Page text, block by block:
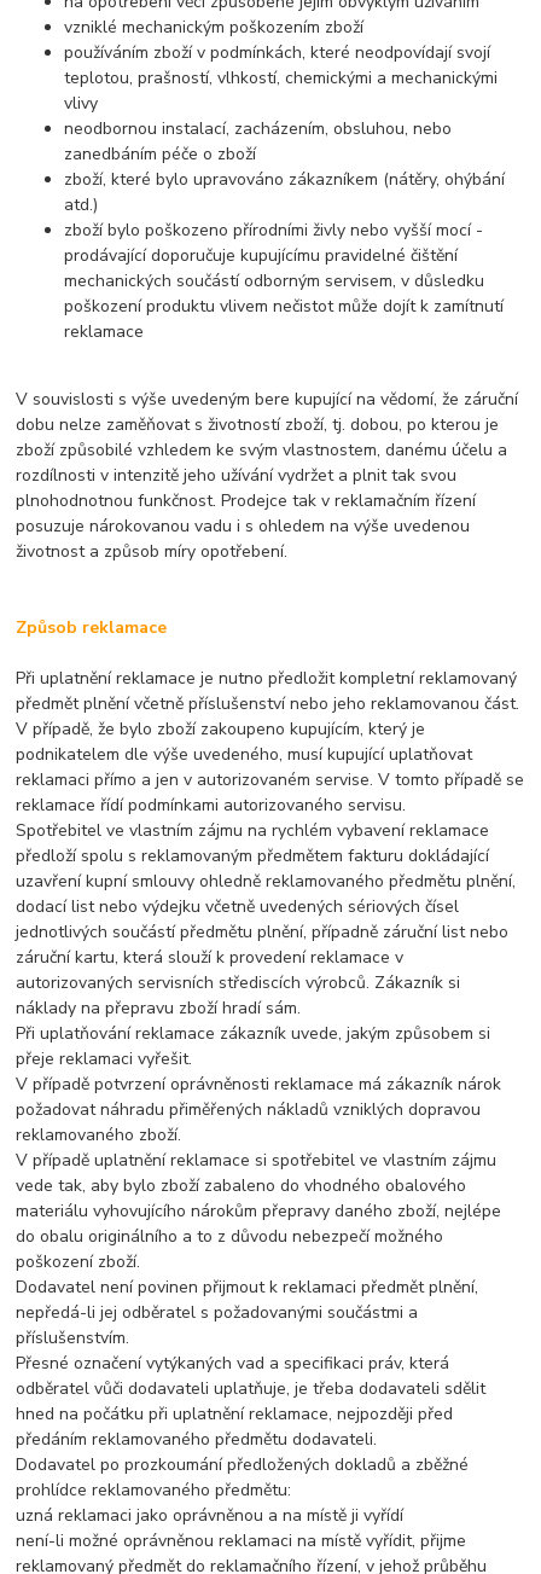
vzniklé mechanickým poškozením zboží
používáním zboží v podmínkách, které neodpovídají svojí
teplotou, prašností, vlhkostí, chemickými a mechanickými
vlivy
neodbornou instalací, zacházením, obsluhou, nebo
zanedbáním péče o zboží
zboží, které bylo upravováno zákazníkem (nátěry, ohýbání
atd.)
zboží bylo poškozeno přírodními živly nebo vyšší mocí -
prodávající doporučuje kupujícímu pravidelné čištění
mechanických součástí odborným servisem, v důsledku
poškození produktu vlivem nečistot může dojít k zamítnutí
reklamace
V souvislosti s výše uvedeným bere kupující na vědomí, že záruční
dobu nelze zaměňovat s životností zboží, tj. dobou, po kterou je
zboží způsobilé vzhledem ke svým vlastnostem, danému účelu a
rozdílnosti v intenzitě jeho užívání vydržet a plnit tak svou
plnohodnotnou funkčnost. Prodejce tak v reklamačním řízení
posuzuje nárokovanou vadu i s ohledem na výše uvedenou
životnost a způsob míry opotřebení.
Způsob reklamace
Při uplatnění reklamace je nutno předložit kompletní reklamovaný
předmět plnění včetně příslušenství nebo jeho reklamovanou část.
V případě, že bylo zboží zakoupeno kupujícím, který je
podnikatelem dle výše uvedeného, musí kupující uplatňovat
reklamaci přímo a jen v autorizovaném servise. V tomto případě se
reklamace řídí podmínkami autorizovaného servisu.
Spotřebitel ve vlastním zájmu na rychlém vybavení reklamace
předloží spolu s reklamovaným předmětem fakturu dokládající
uzavření kupní smlouvy ohledně reklamovaného předmětu plnění,
dodací list nebo výdejku včetně uvedených sériových čísel
jednotlivých součástí předmětu plnění, případně záruční list nebo
záruční kartu, která slouží k provedení reklamace v
autorizovaných servisních střediscích výrobců. Zákazník si
náklady na přepravu zboží hradí sám.
Při uplatňování reklamace zákazník uvede, jakým způsobem si
přeje reklamaci vyřešit.
V případě potvrzení oprávněnosti reklamace má zákazník nárok
požadovat náhradu přiměřených nákladů vzniklých dopravou
reklamovaného zboží.
V případě uplatnění reklamace si spotřebitel ve vlastním zájmu
vede tak, aby bylo zboží zabaleno do vhodného obalového
materiálu vyhovujícího nárokům přepravy daného zboží, nejlépe
do obalu originálního a to z důvodu nebezpečí možného
poškození zboží.
Dodavatel není povinen přijmout k reklamaci předmět plnění,
nepředá-li jej odběratel s požadovanými součástmi a
příslušenstvím.
Přesné označení vytýkaných vad a specifikaci práv, která
odběratel vůči dodavateli uplatňuje, je třeba dodavateli sdělit
hned na počátku při uplatnění reklamace, nejpozději před
předáním reklamovaného předmětu dodavateli.
Dodavatel po prozkoumání předložených dokladů a zběžné
prohlídce reklamovaného předmětu:
uzná reklamaci jako oprávněnou a na místě ji vyřídí
není-li možné oprávněnou reklamaci na místě vyřídit, přijme
reklamovaný předmět do reklamačního řízení, v jehož průběhu